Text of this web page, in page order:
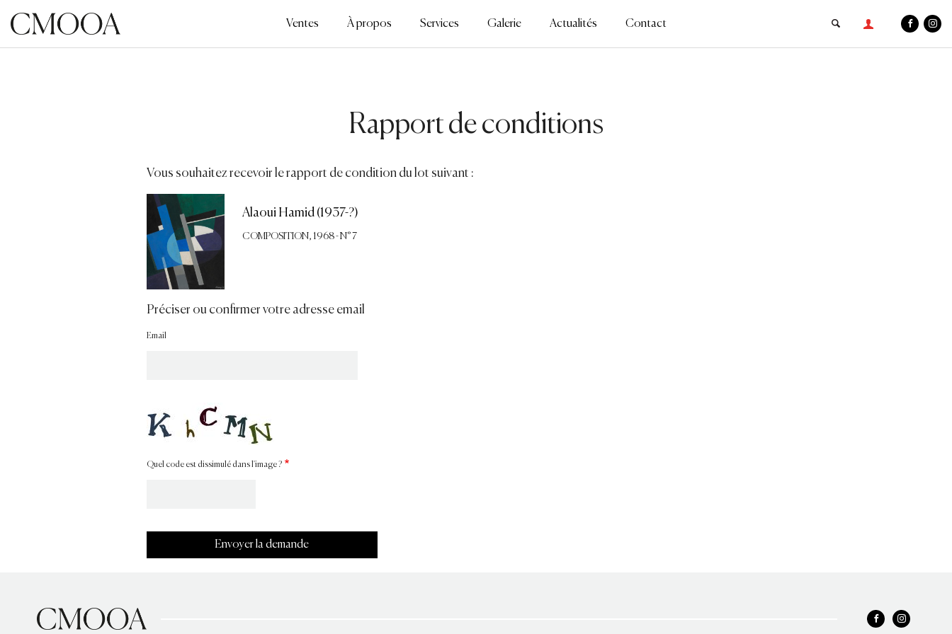
contenu
Ventes À propos Services Galerie Actualités Contact
Rapport de conditions
Vous souhaitez recevoir le rapport de condition du lot suivant :
Alaoui Hamid (1937-?)
COMPOSITION, 1968 - N° 7
Préciser ou confirmer votre adresse email
Email
Quel code est dissimulé dans l'image ?